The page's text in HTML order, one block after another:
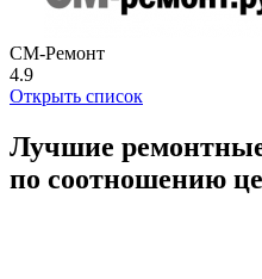
СМ-Ремонт
4.9
Открыть список
Лучшие
по соотношению